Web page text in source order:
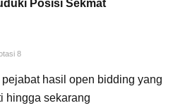
Posisi Sekmat
8
hasil open bidding yang
hingga sekarang